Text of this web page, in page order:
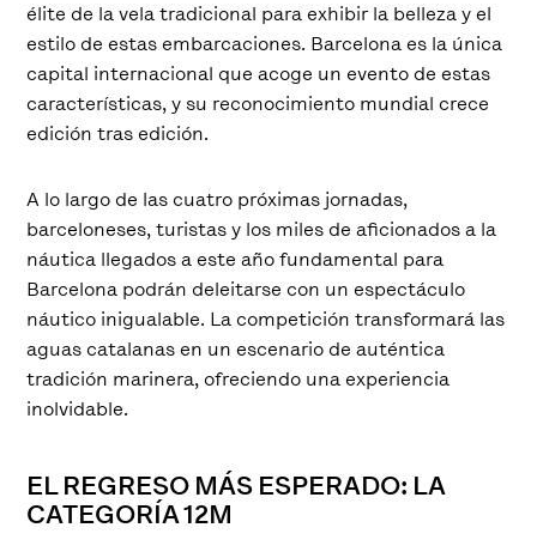
élite de la vela tradicional para exhibir la belleza y el
estilo de estas embarcaciones. Barcelona es la única
capital internacional que acoge un evento de estas
características, y su reconocimiento mundial crece
edición tras edición.
A lo largo de las cuatro próximas jornadas,
barceloneses, turistas y los miles de aficionados a la
náutica llegados a este año fundamental para
Barcelona podrán deleitarse con un espectáculo
náutico inigualable. La competición transformará las
aguas catalanas en un escenario de auténtica
tradición marinera, ofreciendo una experiencia
inolvidable.
EL REGRESO MÁS ESPERADO: LA
CATEGORÍA 12M